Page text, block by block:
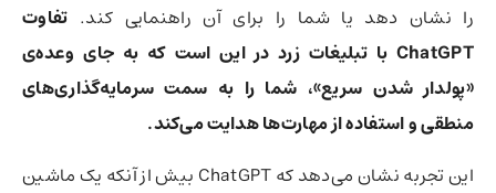
را نشان دهد یا شما را برای آن راهنمایی کند. تفاوت
ChatGPT با تبلیغات زرد در این است که به جای وعده‌ی
«پولدار شدن سریع»، شما را به سمت سرمایه‌گذاری‌های
منطقی و استفاده از مهارت‌ها هدایت می‌کند.
این تجربه نشان می‌دهد که ChatGPT بیش از آنکه یک ماشین